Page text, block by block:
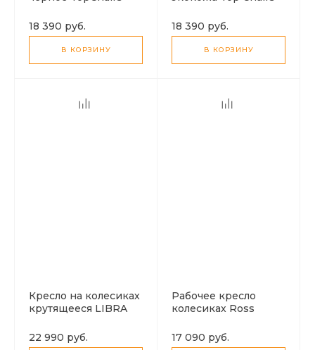
18 390 руб.
В КОРЗИНУ
18 390 руб.
В КОРЗИНУ
Кресло на колесиках
крутящееся LIBRA
22 990 руб.
Рабочее кресло
колесиках Ross
17 090 руб.